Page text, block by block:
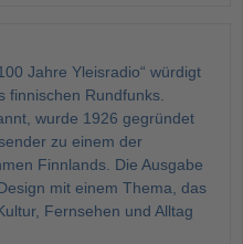
Jahre Yleisradio“ würdigt
finnischen Rundfunks.
wurde 1926 gegründet
zu einem der
Finnlands. Die Ausgabe
mit einem Thema, das
Fernsehen und Alltag